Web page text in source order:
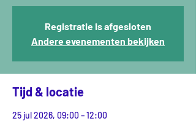
Registratie is afgesloten
Andere evenementen bekijken
Tijd & locatie
25 jul 2026, 09:00 – 12:00